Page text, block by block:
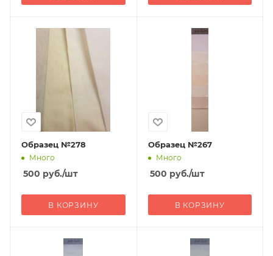
Образец №278
Много
500 руб./шт
В КОРЗИНУ
Образец №267
Много
500 руб./шт
В КОРЗИНУ